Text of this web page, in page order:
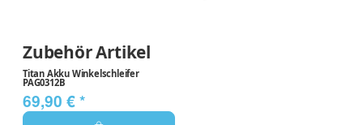
Zubehör Artikel
Titan Akku Winkelschleifer
PAG0312B
69,90 €*